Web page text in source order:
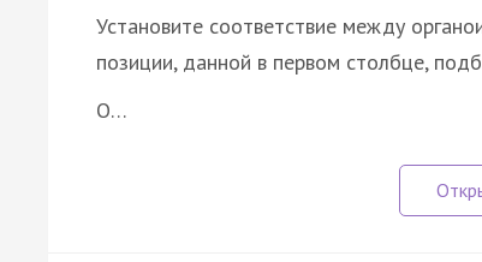
Установите соответствие между
позиции, данной в первом столбце,
О…